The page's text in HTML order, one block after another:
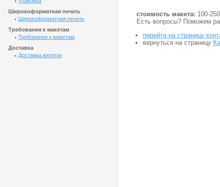
Широкоформатная печать
Широкоформатная печать
Требования к макетам
Требования к макетам
Доставка
Доставка визиток
стоимость макета: 100-
Есть вопросы? Поможем
перейти на страницу
вернуться на страницу